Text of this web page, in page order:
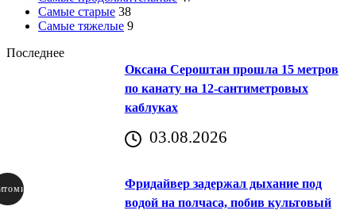
Самые старые 38
Самые тяжелые 9
Последнее
Оксана Сероштан прошла 15 метров
по канату на 12-сантиметровых
каблуках
03.08.2026
Фридайвер задержал дыхание под
водой на полчаса, побив культовый